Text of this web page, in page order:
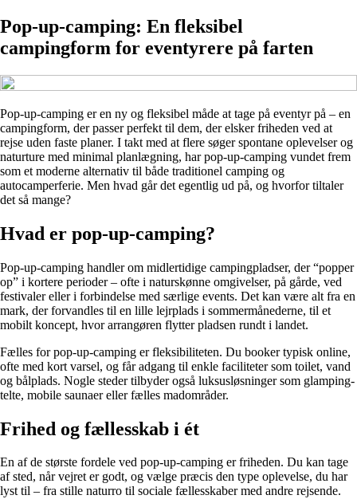
Pop-up-camping: En fleksibel
campingform for eventyrere på farten
Pop-up-camping er en ny og fleksibel måde at tage på eventyr på – en
campingform, der passer perfekt til dem, der elsker friheden ved at
rejse uden faste planer. I takt med at flere søger spontane oplevelser og
naturture med minimal planlægning, har pop-up-camping vundet frem
som et moderne alternativ til både traditionel camping og
autocamperferie. Men hvad går det egentlig ud på, og hvorfor tiltaler
det så mange?
Hvad er pop-up-camping?
Pop-up-camping handler om midlertidige campingpladser, der “popper
op” i kortere perioder – ofte i naturskønne omgivelser, på gårde, ved
festivaler eller i forbindelse med særlige events. Det kan være alt fra en
mark, der forvandles til en lille lejrplads i sommermånederne, til et
mobilt koncept, hvor arrangøren flytter pladsen rundt i landet.
Fælles for pop-up-camping er fleksibiliteten. Du booker typisk online,
ofte med kort varsel, og får adgang til enkle faciliteter som toilet, vand
og bålplads. Nogle steder tilbyder også luksusløsninger som glamping-
telte, mobile saunaer eller fælles madområder.
Frihed og fællesskab i ét
En af de største fordele ved pop-up-camping er friheden. Du kan tage
af sted, når vejret er godt, og vælge præcis den type oplevelse, du har
lyst til – fra stille naturro til sociale fællesskaber med andre rejsende.